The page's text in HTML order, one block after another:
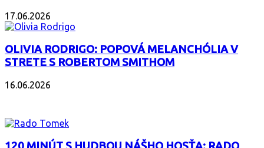
17.06.2026
OLIVIA RODRIGO: POPOVÁ MELANCHÓLIA V
STRETE S ROBERTOM SMITHOM
16.06.2026